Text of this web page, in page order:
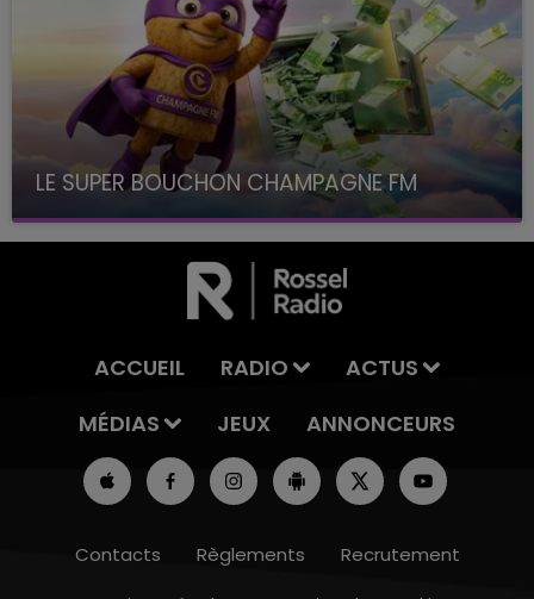
LE SUPER BOUCHON CHAMPAGNE FM
avec La Famille Champagne FM, à 8H10
ACCUEIL RADIO
ACTUS
MÉDIAS
JEUX ANNONCEURS
Contacts Règlements
Recrutement